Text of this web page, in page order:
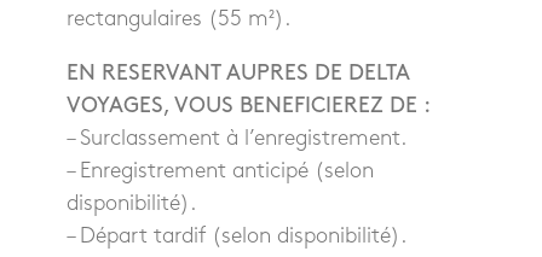
rectangulaires (55 m²).
EN RESERVANT AUPRES DE DELTA
VOYAGES, VOUS BENEFICIEREZ DE :
– Surclassement à l’enregistrement.
– Enregistrement anticipé (selon
disponibilité).
– Départ tardif (selon disponibilité).